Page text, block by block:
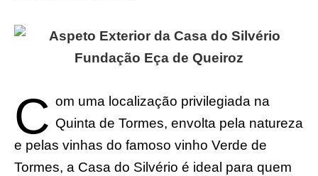
C om uma localização privilegiada na
Quinta de Tormes, envolta pela natureza
e pelas vinhas do famoso vinho Verde de
Tormes, a Casa do Silvério é ideal para quem